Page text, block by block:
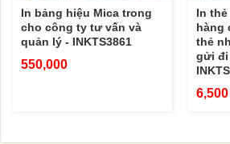
In bảng hiệu Mica trong
cho công ty tư vấn và
quản lý - INKTS3861
550,000
In
hàng
thẻ
gửi đi
6,500